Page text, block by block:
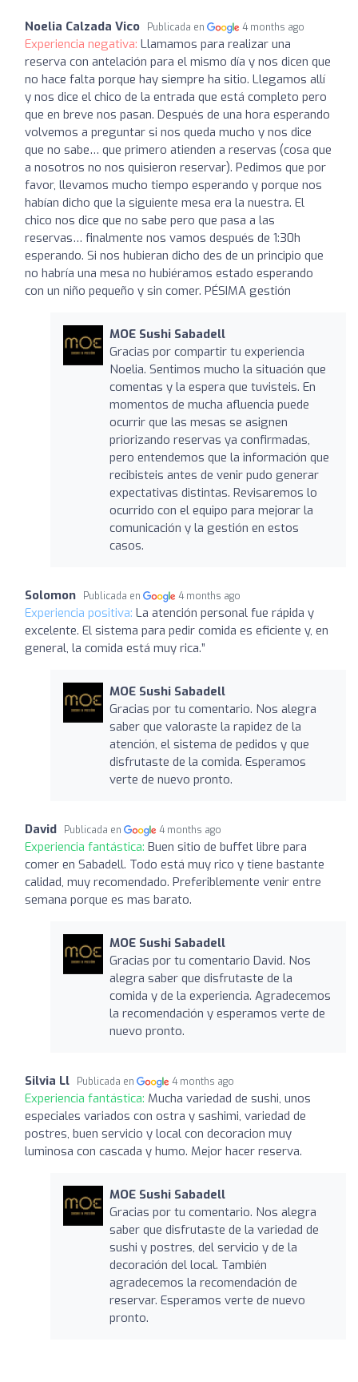
Noelia Calzada Vico Publicada en 4 months ago
Experiencia negativa: Llamamos para realizar una
reserva con antelación para el mismo día y nos dicen que
no hace falta porque hay siempre ha sitio. Llegamos allí
y nos dice el chico de la entrada que está completo pero
que en breve nos pasan. Después de una hora esperando
volvemos a preguntar si nos queda mucho y nos dice
que no sabe… que primero atienden a reservas (cosa que
a nosotros no nos quisieron reservar). Pedimos que por
favor, llevamos mucho tiempo esperando y porque nos
habían dicho que la siguiente mesa era la nuestra. El
chico nos dice que no sabe pero que pasa a las
reservas… finalmente nos vamos después de 1:30h
esperando. Si nos hubieran dicho des de un principio que
no habría una mesa no hubiéramos estado esperando
con un niño pequeño y sin comer. PÉSIMA gestión
MOE Sushi Sabadell
Gracias por compartir tu experiencia
Noelia. Sentimos mucho la situación que
comentas y la espera que tuvisteis. En
momentos de mucha afluencia puede
ocurrir que las mesas se asignen
priorizando reservas ya confirmadas,
pero entendemos que la información que
recibisteis antes de venir pudo generar
expectativas distintas. Revisaremos lo
ocurrido con el equipo para mejorar la
comunicación y la gestión en estos
casos.
Solomon Publicada en 4 months ago
Experiencia positiva: La atención personal fue rápida y
excelente. El sistema para pedir comida es eficiente y, en
general, la comida está muy rica.”
MOE Sushi Sabadell
Gracias por tu comentario. Nos alegra
saber que valoraste la rapidez de la
atención, el sistema de pedidos y que
disfrutaste de la comida. Esperamos
verte de nuevo pronto.
David Publicada en 4 months ago
Experiencia fantástica: Buen sitio de buffet libre para
comer en Sabadell. Todo está muy rico y tiene bastante
calidad, muy recomendado. Preferiblemente venir entre
semana porque es mas barato.
MOE Sushi Sabadell
Gracias por tu comentario David. Nos
alegra saber que disfrutaste de la
comida y de la experiencia. Agradecemos
la recomendación y esperamos verte de
nuevo pronto.
Silvia Ll Publicada en 4 months ago
Experiencia fantástica: Mucha variedad de sushi, unos
especiales variados con ostra y sashimi, variedad de
postres, buen servicio y local con decoracion muy
luminosa con cascada y humo. Mejor hacer reserva.
MOE Sushi Sabadell
Gracias por tu comentario. Nos alegra
saber que disfrutaste de la variedad de
sushi y postres, del servicio y de la
decoración del local. También
agradecemos la recomendación de
reservar. Esperamos verte de nuevo
pronto.